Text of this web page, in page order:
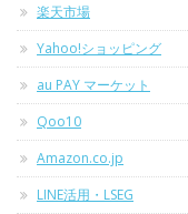
楽天市場
Yahoo!ショッピング
au PAY マーケット
Qoo10
Amazon.co.jp
LINE活用・LSEG